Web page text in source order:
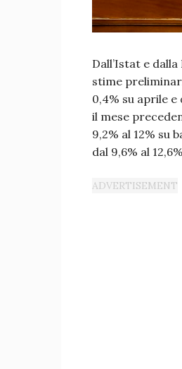
Dall’Istat e
stime
0,4% su aprile
il mese
9,2% al 12% su
dal 9,6% al